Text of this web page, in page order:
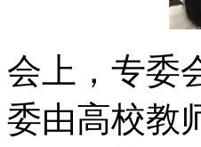
会上，专委
委由高校教